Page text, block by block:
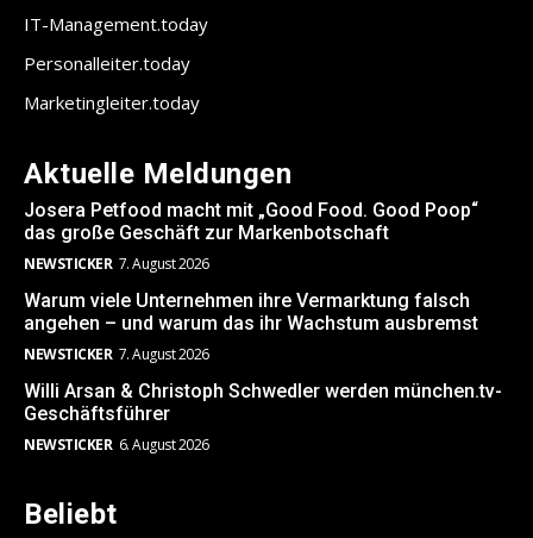
IT-Management.today
Personalleiter.today
Marketingleiter.today
Aktuelle Meldungen
Josera Petfood macht mit „Good Food. Good Poop“
das große Geschäft zur Markenbotschaft
NEWSTICKER 7. August 2026
Warum viele Unternehmen ihre Vermarktung falsch
angehen – und warum das ihr Wachstum ausbremst
NEWSTICKER 7. August 2026
Willi Arsan & Christoph Schwedler werden münchen.tv-
Geschäftsführer
NEWSTICKER 6. August 2026
Beliebt